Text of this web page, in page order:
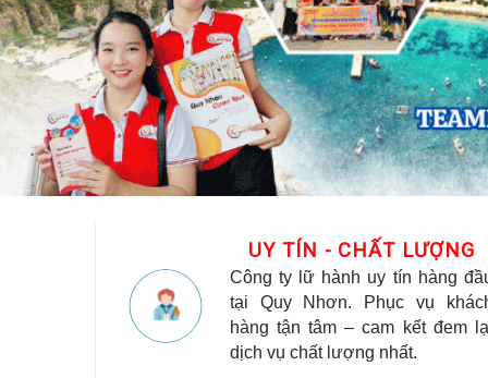
UY TÍN - CHẤT LƯỢNG
Công ty lữ hành uy tín hàng
tại Quy Nhơn. Phục vụ
hàng tận tâm – cam kết đem
dịch vụ chất lượng nhất.